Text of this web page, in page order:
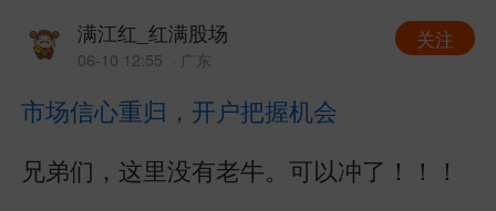
满江红_红满股场
06-10 12:55 · 广东
关注
市场信心重归，开户把握机会
兄弟们，这里没有老牛。可以冲了！！！